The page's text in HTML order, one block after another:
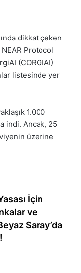
dikkat çeken
Protocol
(CORGIAI)
listesinde yer
1.000
indi. Ancak, 25
üzerine
İçin
ve
Saray’da